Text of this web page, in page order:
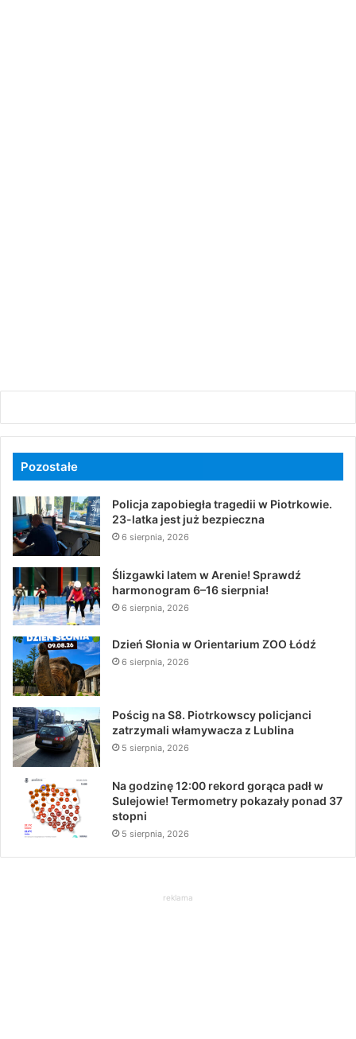
Pozostałe
Policja zapobiegła tragedii w Piotrkowie.
23-latka jest już bezpieczna
6 sierpnia, 2026
Ślizgawki latem w Arenie! Sprawdź
harmonogram 6–16 sierpnia!
6 sierpnia, 2026
Dzień Słonia w Orientarium ZOO Łódź
6 sierpnia, 2026
Pościg na S8. Piotrkowscy policjanci
zatrzymali włamywacza z Lublina
5 sierpnia, 2026
Na godzinę 12:00 rekord gorąca padł w
Sulejowie! Termometry pokazały ponad 37
stopni
5 sierpnia, 2026
reklama